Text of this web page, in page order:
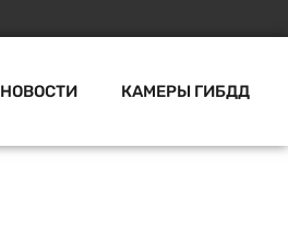
НОВОСТИ КАМЕРЫ ГИБДД